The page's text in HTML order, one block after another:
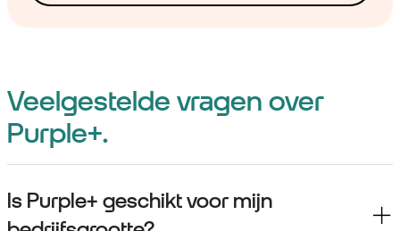
Veelgestelde vragen over
Purple+.
Is Purple+ geschikt voor mijn